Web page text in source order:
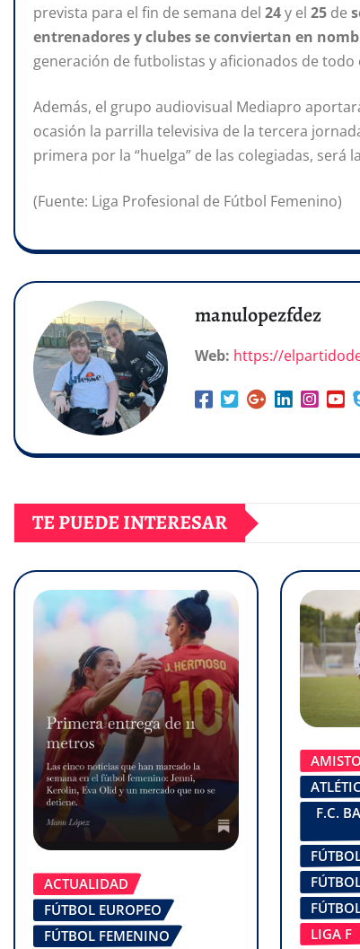
prevista para el fin de semana del 24y el 25 de
entrenadores y clubes se conviertan en
generación de futbolistas y aficionados de todo
Además, el grupo audiovisual Mediapro
ocasión la parrilla televisiva de la tercera
primera por la “huelga” de las colegiadas, será
(Fuente: Liga Profesional de Fútbol Femenino)
manulopezfdez
Web: https://
TE PUEDE INTERESAR
ACTUALIDAD
FÚTBOL EUROPEO
FÚTBOL FEMENINO
F.C.
LIGA F